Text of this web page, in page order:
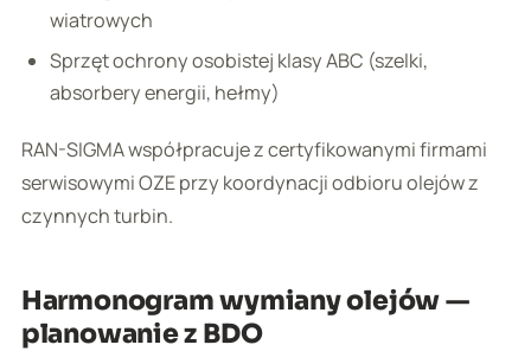
wiatrowych
Sprzęt ochrony osobistej klasy ABC (szelki,
absorbery energii, hełmy)
RAN-SIGMA współpracuje z certyfikowanymi firmami
serwisowymi OZE przy koordynacji odbioru olejów z
czynnych turbin.
Harmonogram wymiany olejów —
planowanie z BDO